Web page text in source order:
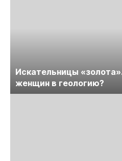
Искательницы
женщин в геологию?